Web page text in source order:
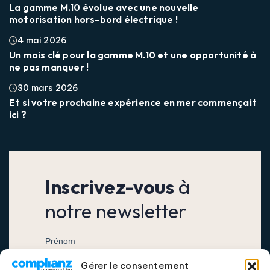
Gérer le consentement
La gamme M.10 évolue avec une nouvelle
motorisation hors-bord électrique !
4 mai 2026
Un mois clé pour la gamme M.10 et une opportunité à
ne pas manquer !
30 mars 2026
Et si votre prochaine expérience en mer commençait
ici ?
Inscrivez-vous à
notre newsletter